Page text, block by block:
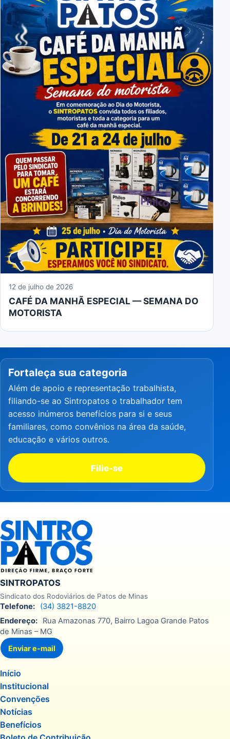
12 de julho de 2026
CAFÉ DA MANHÃ ESPECIAL — SEMANA DO
MOTORISTA
Fortaleça sua categoria
Além de apoio e representação trabalhista,
filiando-se ao Sintropatos o trabalhador tem
acesso inúmeros benefícios para si e seus
familiares, como convênios na área da saúde,
educação e vários outros.
Filie-se
SINTROPATOS
Sindicato dos Rodoviários de Patos de Minas
Telefone:
(34) 3821-8820
Endereço:
Rua Amazonas 770, Bairro Lagoa Grande Patos
de Minas – MG
Enviar e-mail
Início
Institucional
Convenções
Notícias
Benefícios